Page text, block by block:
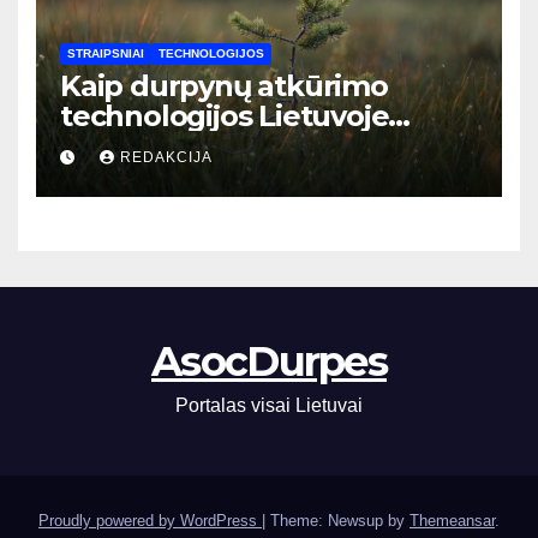
STRAIPSNIAI TECHNOLOGIJOS
Kaip durpynų atkūrimo
technologijos Lietuvoje
padeda mažinti CO2 emisijas:
naujausi sprendimai ir jų
nauda
REDAKCIJA
AsocDurpes
Portalas visai Lietuvai
Proudly powered by WordPress Theme: Newsup by Themeansar.